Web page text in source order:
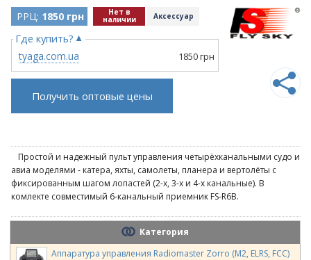
РРЦ: 1850 грн Нет в
наличии Аксессуар
Где купить?
tyaga.com.ua 1850 грн
Получить оптовые цены
Простой и надежный пульт управления четырёхканальными судо и
авиа моделями - катера, яхты, самолеты, планера и вертолёты с
фиксированным шагом лопастей (2-х, 3-х и 4-х канальные). В
комлекте совместимый 6-канальный приемник FS-R6B.
Категория
Аппаратура управления Radiomaster Zorro (M2, ELRS, FCC)